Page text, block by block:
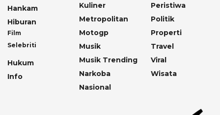
Hankam
Hiburan
Film
Selebriti
Hukum
Info
Kuliner
Metropolitan
Motogp
Musik
Musik Trending
Narkoba
Nasional
Peristiwa
Politik
Properti
Travel
Viral
Wisata